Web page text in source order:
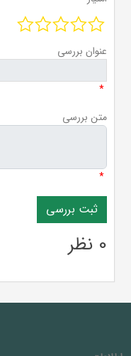
عنوان بررسی
*
متن بررسی
*
0 نظر